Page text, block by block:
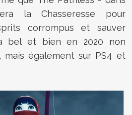
la Chasseresse pour
corrompus et sauver
bel et bien en 2020 non
mais également sur PS4 et